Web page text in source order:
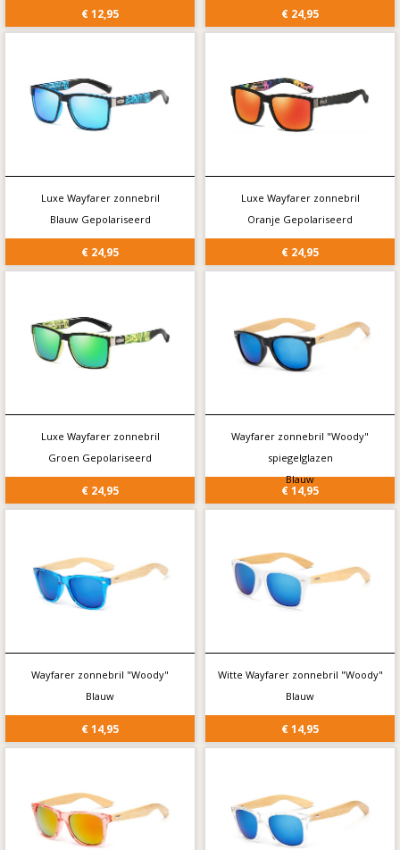
€ 12,95 € 24,95
Luxe Wayfarer zonnebril
Blauw Gepolariseerd
€ 24,95
Luxe Wayfarer zonnebril
Oranje Gepolariseerd
€ 24,95
Luxe Wayfarer zonnebril
Groen Gepolariseerd
€ 24,95
Wayfarer zonnebril "Woody"
spiegelglazen
Blauw
€ 14,95
Wayfarer zonnebril "Woody"
Blauw
€ 14,95
Witte Wayfarer zonnebril "Woody"
Blauw
€ 14,95